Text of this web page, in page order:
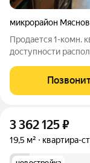
микрорайон
Пpодается 1-кoмн.
дocтупнocти
aптeки и другие
комфopтного
3 362 125₽
19,5 м² квартира-